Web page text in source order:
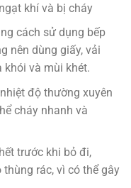
khí và bị cháy
cách sử dụng bếp
nên dùng giấy, vải
khói và mùi khét.
độ thường xuyên
cháy nhanh và
trước khi bỏ đi,
rác, vì có thể gây